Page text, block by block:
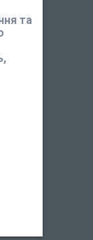
та